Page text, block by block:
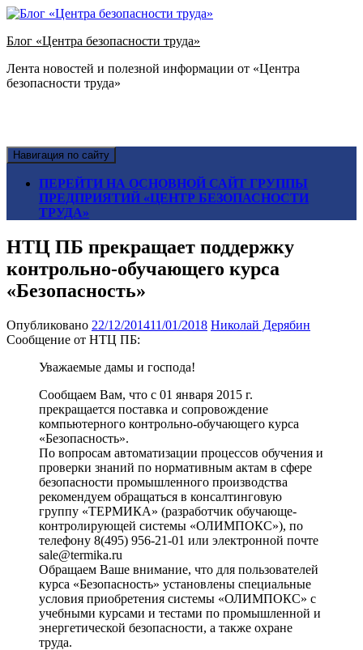
Блог «Центра безопасности труда»
Лента новостей и полезной информации от «Центра
безопасности труда»
Навигация по сайту
ПЕРЕЙТИ НА ОСНОВНОЙ САЙТ ГРУППЫ
ПРЕДПРИЯТИЙ «ЦЕНТР БЕЗОПАСНОСТИ
ТРУДА»
НТЦ ПБ прекращает поддержку
контрольно-обучающего курса
«Безопасность»
Опубликовано 22/12/201411/01/2018 Николай Дерябин
Сообщение от НТЦ ПБ:
Уважаемые дамы и господа!
Сообщаем Вам, что с 01 января 2015 г.
прекращается поставка и сопровождение
компьютерного контрольно-обучающего курса
«Безопасность».
По вопросам автоматизации процессов обучения и
проверки знаний по нормативным актам в сфере
безопасности промышленного производства
рекомендуем обращаться в консалтинговую
группу «ТЕРМИКА» (разработчик обучающе-
контролирующей системы «ОЛИМПОКС»), по
телефону 8(495) 956-21-01 или электронной почте
sale@termika.ru
Обращаем Ваше внимание, что для пользователей
курса «Безопасность» установлены специальные
условия приобретения системы «ОЛИМПОКС» с
учебными курсами и тестами по промышленной и
энергетической безопасности, а также охране
труда.